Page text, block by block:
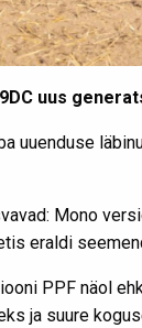
uus
uuenduse
Mono
eraldi
PPF näol
ja suure